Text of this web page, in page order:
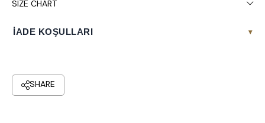
SIZE CHART
İADE KOŞULLARI ▾